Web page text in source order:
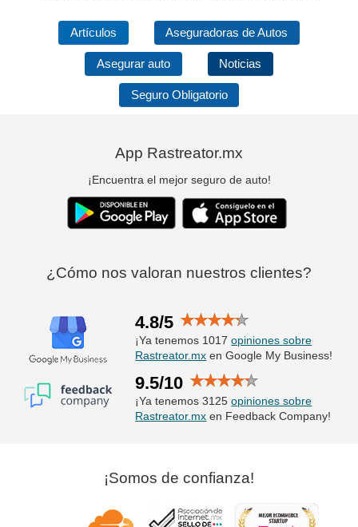
Artículos Aseguradoras de Autos
Asegurar auto Noticias
Seguro Obligatorio
App Rastreator.mx
¡Encuentra el mejor seguro de auto!
¿Cómo nos valoran nuestros clientes?
4.8/5
¡Ya tenemos 1017opiniones sobre
Rastreator.mx en Google My Business!
9.5/10
¡Ya tenemos 3125opiniones sobre
Rastreator.mx en Feedback Company!
¡Somos de confianza!